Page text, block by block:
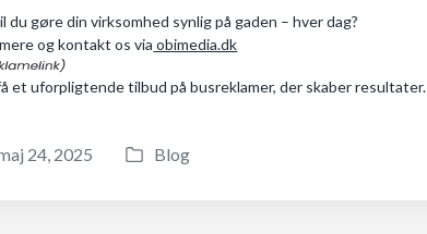
du gøre din virksomhed synlig på gaden – hver dag?
og kontakt os via obimedia.dk
et uforpligtende tilbud på busreklamer, der skaber resultater.
24, 2025
P
Blog